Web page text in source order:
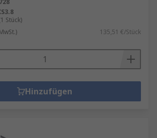
Stück)
135,51 €/Stück
Hinzufügen